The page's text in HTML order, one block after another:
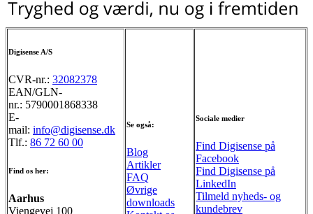
Digisense A/S
CVR-nr.: 32082378
EAN/GLN-
nr.: 5790001868338
E-
mail: info@digisense.dk
Tlf.: 86 72 60 00
Find os her:
Aarhus
Viengevej 100
Se også:
Blog
Artikler
FAQ
Øvrige
downloads
Sociale medier
Find Digisense på
Facebook
Find Digisense på
LinkedIn
Tilmeld nyheds- og
kundebrev